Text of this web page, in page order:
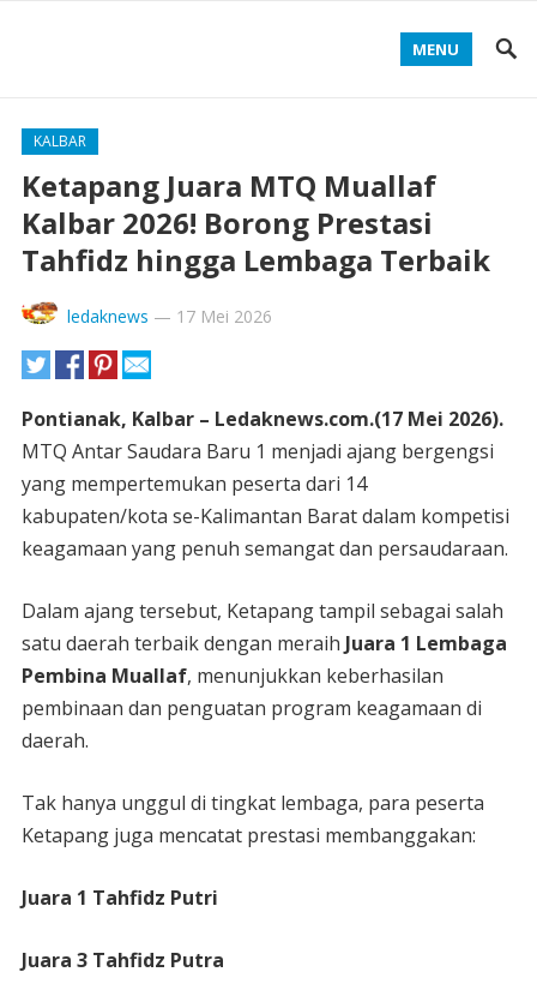
MENU
KALBAR
Ketapang Juara MTQ Muallaf
Kalbar 2026! Borong Prestasi
Tahfidz hingga Lembaga Terbaik
ledaknews — 17 Mei 2026
Pontianak, Kalbar – Ledaknews.com.(17 Mei 2026).
MTQ Antar Saudara Baru 1 menjadi ajang bergengsi
yang mempertemukan peserta dari 14
kabupaten/kota se-Kalimantan Barat dalam kompetisi
keagamaan yang penuh semangat dan persaudaraan.
Dalam ajang tersebut, Ketapang tampil sebagai salah
satu daerah terbaik dengan meraih Juara 1 Lembaga
Pembina Muallaf, menunjukkan keberhasilan
pembinaan dan penguatan program keagamaan di
daerah.
Tak hanya unggul di tingkat lembaga, para peserta
Ketapang juga mencatat prestasi membanggakan:
Juara 1 Tahfidz Putri
Juara 3 Tahfidz Putra